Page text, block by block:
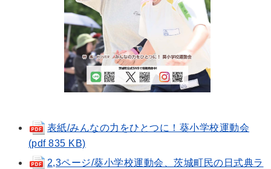
表紙/みんなの力をひとつに！葵小学校運動会
(pdf 835 KB)
2,3ページ/葵小学校運動会、茨城町民の日式典ラ